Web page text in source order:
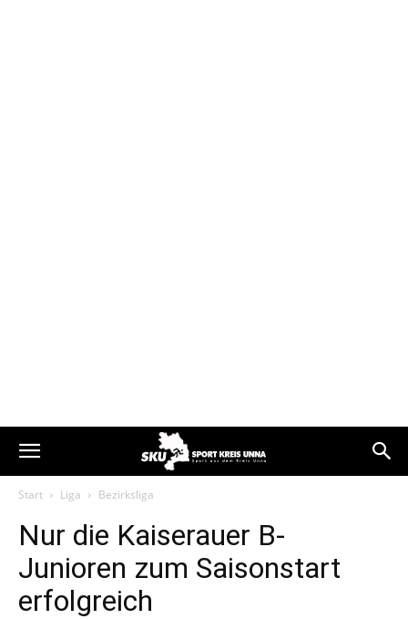
Start Liga Bezirksliga
Nur die Kaiserauer B-
Junioren zum Saisonstart
erfolgreich